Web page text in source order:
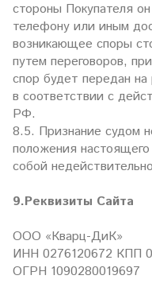
стороны Покупателя
телефону или иным
возникающее споры
путем переговоров,
спор будет передан
в соответствии с
РФ.
8.5. Признание судом
положения
собой
9.Реквизиты Сайта
ООО «Кварц-ДиК»
ИНН 0276120672 КПП
ОГРН 1090280019697